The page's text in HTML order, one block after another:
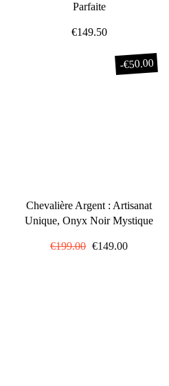
Parfaite
€149.50
-€50.00
Chevalière Argent : Artisanat
Unique, Onyx Noir Mystique
Prix
€199.00 Prix
€149.00